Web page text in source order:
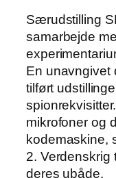
Særudstilling
samarbejde
En unavngivet
tilført
mikrofoner og
kodemaskine,
2. Verdenskrig
deres ubåde.